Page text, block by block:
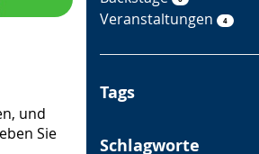
und
Sie
o
t
S
c
Veranstaltungen 4
Tags
Schlagworte